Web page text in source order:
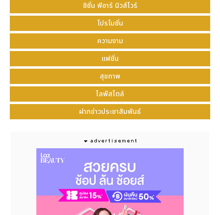
ซิชั่น พีอาร์ นิวส์ไวร์
โปรโมชั่น
ความงาม
แฟชั่น
สุขภาพ
ไลฟ์สไตล์
ฝากข่าวประชาสัมพันธ์